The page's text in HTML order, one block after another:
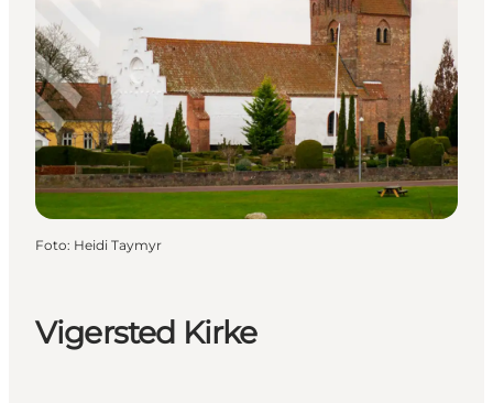
Ringsted Børnefestival
Ringsted Ældrefestival
Naturpark Ringsted
Vigersted Kirke
Foto: Heidi Taymyr